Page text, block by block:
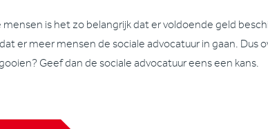
mensen is het zo belangrijk dat er voldoende geld
er meer mensen de sociale advocatuur in gaan. Dus
Geef dan de sociale advocatuur eens een kans.